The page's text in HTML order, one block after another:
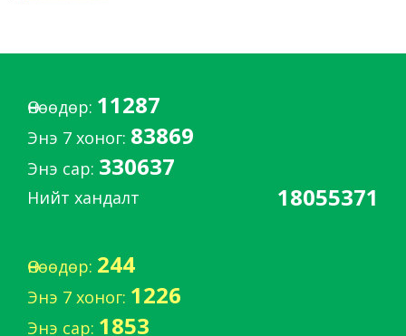
Өнөөдөр: 11287
Энэ 7 хоног: 83869
Энэ сар: 330637
Нийт хандалт 18055371
Өнөөдөр: 244
Энэ 7 хоног: 1226
Энэ сар: 1853